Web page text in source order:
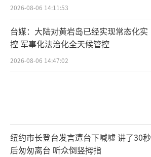
2026-08-06 14:11:53
台媒：大陆对黄岩岛已经实现常态化实
控 军事化法治化全天候管控
2026-08-06 14:47:02
纽约市长登台发言遭台下喊嘘 讲了30秒
后匆匆离台 听众倒竖拇指